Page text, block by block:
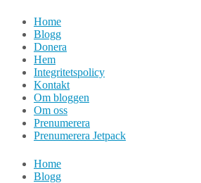
Hoppa
innehåll
Home
Blogg
Donera
Hem
Integritetspolicy
Kontakt
Om bloggen
Om oss
Prenumerera
Prenumerera Jetpack
Home
Blogg